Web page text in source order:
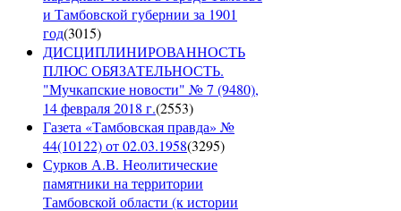
и Тамбовской губернии за 1901
год(3015)
ДИСЦИПЛИНИРОВАННОСТЬ
ПЛЮС ОБЯЗАТЕЛЬНОСТЬ.
"Мучкапские новости" № 7 (9480),
14 февраля 2018 г.(2553)
Газета «Тамбовская правда» №
44(10122) от 02.03.1958(3295)
Сурков А.В. Неолитические
памятники на территории
Тамбовской области (к истории